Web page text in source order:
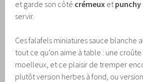
et garde son côté crémeux et punchy
servir.
Ces falafels miniatures sauce blanche
tout ce qu’on aime à table : une
moelleux, et ce plaisir de tremper
plutôt version herbes à fond, ou